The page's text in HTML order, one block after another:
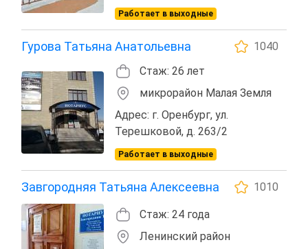
Работает в выходные
Гурова Татьяна Анатольевна
1040
Стаж: 26 лет
микрорайон Малая Земля
Адрес: г. Оренбург, ул.
Терешковой, д. 263/2
Работает в выходные
Завгородняя Татьяна Алексеевна 1010
Стаж: 24 года
Ленинский район